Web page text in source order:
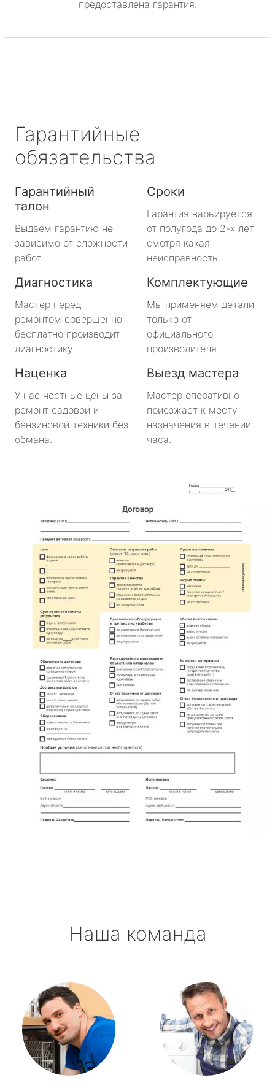
метро Нагорная
метро Молодежная
метро Преображенская площадь
метро Нахимовский Проспект
метро Коломенская
метро Парк Культуры
метро Пролетарская
метро Маяковская
метро Площадь Революции
метро Проспект Вернадского
метро Планерная
метро Новые Черёмушки
метро Петровско-Разумовская
метро Новокузнецкая
метро Партизанская
метро Румянцево
метро Полежаевская
метро Первомайская
метро Пушкинская
метро Проспект Мира
метро Пражская
метро Павелецкая
предоставлена гарантия.
Гарантийные
обязательства
Гарантийный
талон
Выдаем гарантию не
зависимо от сложности
работ.
Сроки
Гарантия варьируется
от полугода до 2-х лет
смотря какая
неисправность.
Диагностика
Мастер перед
ремонтом совершенно
бесплатно производит
диагностику.
Комплектующие
Мы применяем детали
только от
официального
производителя.
Наценка
У нас честные цены за
ремонт садовой и
бензиновой техники без
обмана.
Выезд мастера
Мастер оперативно
приезжает к месту
назначения в течении
часа.
Наша команда